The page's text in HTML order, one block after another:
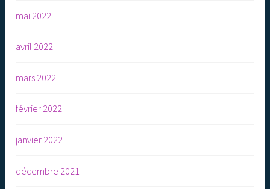
mai 2022
avril 2022
mars 2022
février 2022
janvier 2022
décembre 2021